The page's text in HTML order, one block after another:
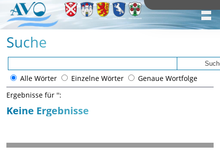
Suche
Alle Wörter Einzelne Wörter
Genaue Wortfolge
Ergebnisse für '':
Keine Ergebnisse